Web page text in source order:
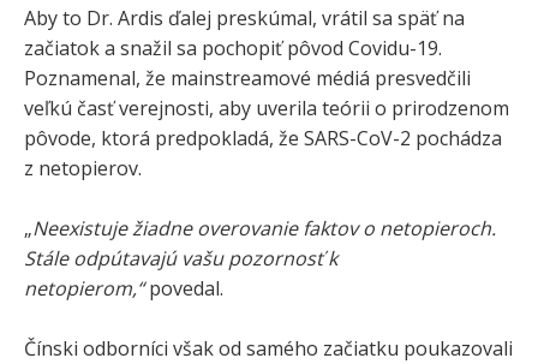
Aby to Dr. Ardis ďalej preskúmal, vrátil sa späť na
začiatok a snažil sa pochopiť pôvod Covidu-19.
Poznamenal, že mainstreamové médiá presvedčili
veľkú časť verejnosti, aby uverila teórii o prirodzenom
pôvode, ktorá predpokladá, že SARS-CoV-2 pochádza
z netopierov.
„Neexistuje žiadne overovanie faktov o netopieroch.
Stále odpútavajú vašu pozornosť k
netopierom,“povedal.
Čínski odborníci však od samého začiatku poukazovali